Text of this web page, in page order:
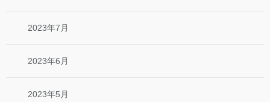
2023年7月
2023年6月
2023年5月